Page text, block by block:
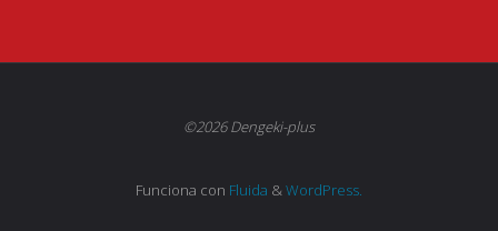
©2026 Dengeki-plus
Funciona con Fluida &WordPress.